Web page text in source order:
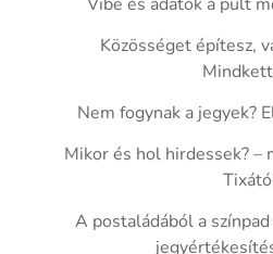
Közösséget építesz,
Nem fogynak a jegyek?
Mikor és hol hirdessek?
A postaládából a